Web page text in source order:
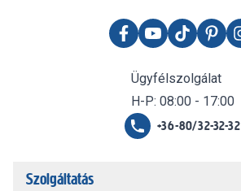
Ügyfélszolgálat
H-P: 08:00 - 17:00
+36-80/32-32-32
Szolgáltatás